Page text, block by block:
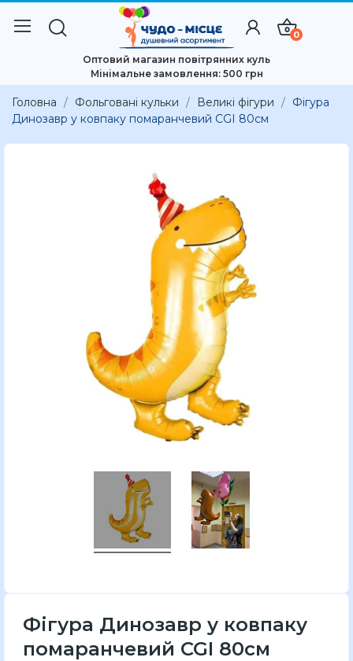
0
Оптовий магазин повітрянних куль
Мінімальне замовлення: 500 грн
Головна Фольговані кульки Великі фігури
Фігура
Динозавр у ковпаку помаранчевий CGI 80см
Фігура Динозавр у ковпаку
помаранчевий CGI 80см